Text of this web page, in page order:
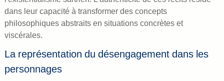
dans leur capacité à transformer des concepts
philosophiques abstraits en situations concrètes et
viscérales.
La représentation du désengagement dans les
personnages